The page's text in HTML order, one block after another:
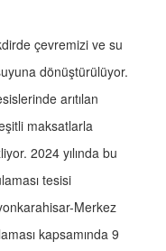
çevremizi ve su
dönüştürülüyor.
arıtılan
maksatlarla
2024 yılında bu
tesisi
Merkez
kapsamında 9